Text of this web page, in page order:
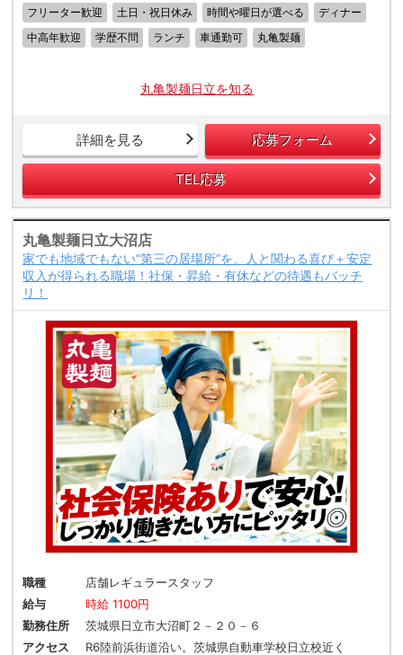
フリーター歓迎 土日・祝日休み 時間や曜日が選べる
ディナー
中高年歓迎
学歴不問 ランチ 車通勤可 丸亀製麺
丸亀製麺日立を知る
詳細を見る 応募フォーム
TEL応募
丸亀製麺日立大沼店
家でも地域でもない“第三の居場所”を。人と関わる喜び＋安定
収入が得られる職場！社保・昇給・有休などの待遇もバッチ
リ！
職種
店舗レギュラースタッフ
給与
時給 1100円
勤務住所
茨城県日立市大沼町２－２０－６
アクセス
R6陸前浜街道沿い。茨城県自動車学校日立校近く